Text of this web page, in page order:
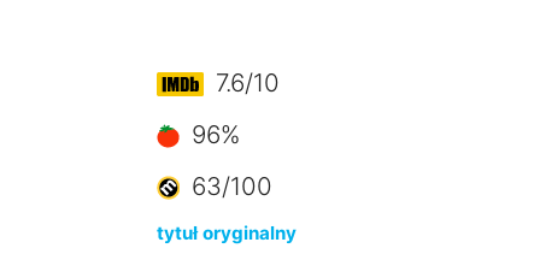
7.6/10
96%
63/100
tytuł oryginalny